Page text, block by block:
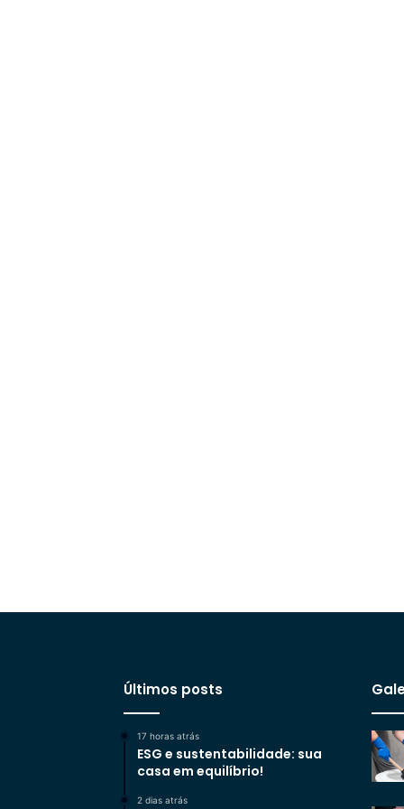
Últimos posts
17 horas atrás
ESG e sustentabilidade: sua
casa em equilíbrio!
2 dias atrás